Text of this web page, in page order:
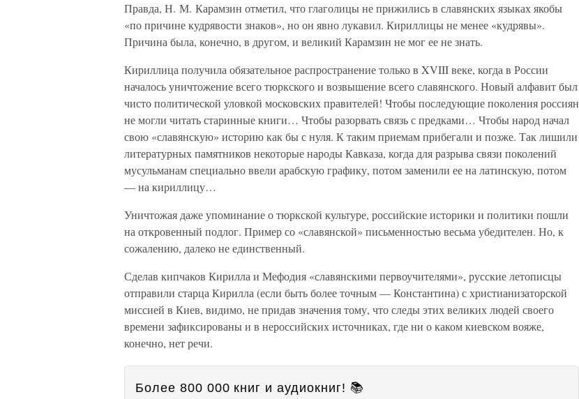
Правда, Н. М. Карамзин отметил, что глаголицы не прижились в славянских языках якобы
«по причине кудрявости знаков», но он явно лукавил. Кириллицы не менее «кудрявы».
Причина была, конечно, в другом, и великий Карамзин не мог ее не знать.
Кириллица получила обязательное распространение только в XVIII веке, когда в России
началось уничтожение всего тюркского и возвышение всего славянского. Новый алфавит был
чисто политической уловкой московских правителей! Чтобы последующие поколения россиян
не могли читать старинные книги… Чтобы разорвать связь с предками… Чтобы народ начал
свою «славянскую» историю как бы с нуля. К таким приемам прибегали и позже. Так лишили
литературных памятников некоторые народы Кавказа, когда для разрыва связи поколений
мусульманам специально ввели арабскую графику, потом заменили ее на латинскую, потом
— на кириллицу…
Уничтожая даже упоминание о тюркской культуре, российские историки и политики пошли
на откровенный подлог. Пример со «славянской» письменностью весьма убедителен. Но, к
сожалению, далеко не единственный.
Сделав кипчаков Кирилла и Мефодия «славянскими первоучителями», русские летописцы
отправили старца Кирилла (если быть более точным — Константина) с христианизаторской
миссией в Киев, видимо, не придав значения тому, что следы этих великих людей своего
времени зафиксированы и в нероссийских источниках, где ни о каком киевском вояже,
конечно, нет речи.
Более 800 000 книг и аудиокниг! 📚